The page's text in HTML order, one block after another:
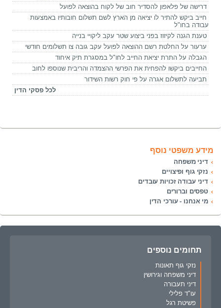
דרישה של פלאפון להסדיר חוב של לקוח בהוצאה לפועל
חייב ביקש להתיר לו יציאה מן הארץ לשם תשלום חובותיו באמצעות
עבודה בחו"ל
טענת הגנה לקיזוז בפני ביצוע שטר עקב ליקויי בנייה
ערעור על החלטת רשם ההוצאה לפועל עקב גובה צו תשלומים חודשי
הגבלה על התרת יציאת החייב לחו"ל במסגרת תיק איחוד
החייבים ביקשו להפחית את הפרשי ההצמדה והריבית שנוספו לחוב
תביעה לתשלום אגרה על פי חוק רשות השידור
לכל פסקי הדין
מידע משפטי נוסף
דיני משפחה
נזקי גוף ופיצויים
דיני עבודה זכויות עובדים
טפסים וברורים
מי אנחנו - עורכי הדין
תחומים נוספים
נזקי גוף תאונות
דיני משפחה וגירושין
דיני תעבורה
עו"ד פלילי
פשיטת רגל